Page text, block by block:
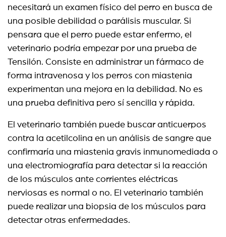
necesitará un examen físico del perro en busca de
una posible debilidad o parálisis muscular. Si
pensara que el perro puede estar enfermo, el
veterinario podría empezar por una prueba de
Tensilón. Consiste en administrar un fármaco de
forma intravenosa y los perros con miastenia
experimentan una mejora en la debilidad. No es
una prueba definitiva pero sí sencilla y rápida.
El veterinario también puede buscar anticuerpos
contra la acetilcolina en un análisis de sangre que
confirmaría una miastenia gravis inmunomediada o
una electromiografía para detectar si la reacción
de los músculos ante corrientes eléctricas
nerviosas es normal o no. El veterinario también
puede realizar una biopsia de los músculos para
detectar otras enfermedades.